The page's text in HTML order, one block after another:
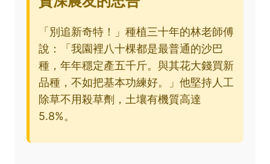
「別追新奇特！」種植三十年的林老師傅
說：「我園裡八十棵都是最普通的沙巴
種，年年穩定產五千斤。與其花大錢買新
品種，不如把基本功練好。」他堅持人工
除草不用殺草劑，土壤有機質高達
5.8%。